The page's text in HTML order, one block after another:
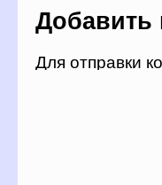
Добавить
Для отправки